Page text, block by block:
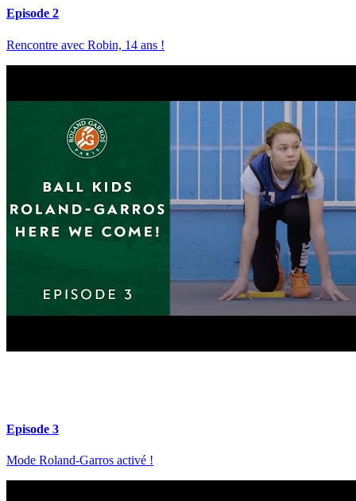
Episode 2
Rencontre avec Robin, 14 ans !
Episode 3
Mode Roland-Garros activé !